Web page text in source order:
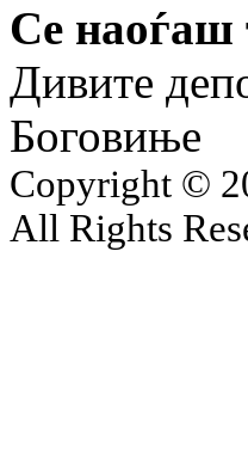
Се наоѓаш
Дивите
Боговиње
Copyright ©
All Rights